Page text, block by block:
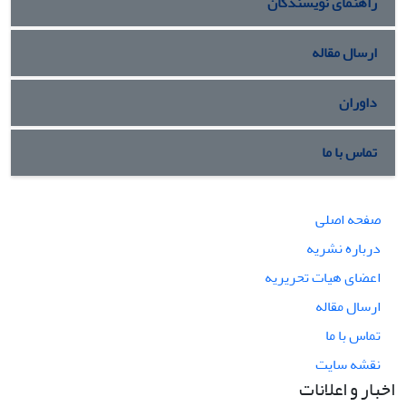
ارسال مقاله
داوران
تماس با ما
صفحه اصلی
درباره نشریه
اعضای هیات تحریریه
ارسال مقاله
تماس با ما
نقشه سایت
اخبار و اعلانات